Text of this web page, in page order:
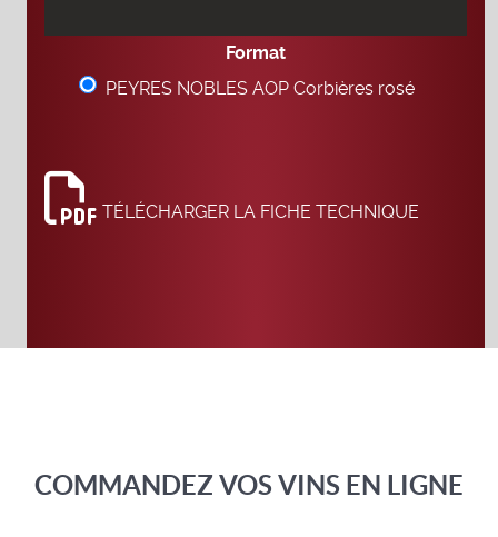
Format
PEYRES NOBLES AOP Corbières rosé
TÉLÉCHARGER LA FICHE TECHNIQUE
COMMANDEZ VOS VINS EN LIGNE